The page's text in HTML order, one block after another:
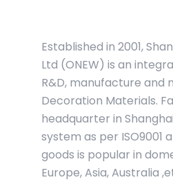
Established in 2001,
Ltd (ONEW) is an
R&D, manufacture and
Decoration Materials.
headquarter in
system as per ISO9001
goods is popular in
Europe, Asia, Australia